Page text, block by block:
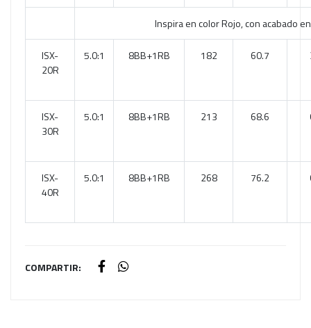
Inspira en color Rojo, con acabado
ISX-
20R
5.0:1 8BB+1RB 182 60.7
ISX-
30R
5.0:1 8BB+1RB 213 68.6
ISX-
40R
5.0:1 8BB+1RB 268 76.2
COMPARTIR: